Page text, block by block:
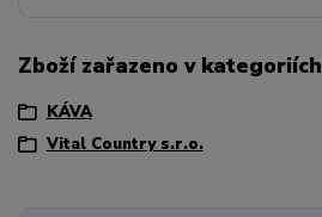
Zboží zařazeno v kategoriích
KÁVA
Vital Country s.r.o.